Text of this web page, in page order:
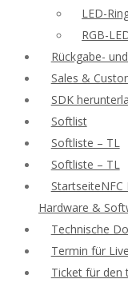
LED-
RGB-
Rückgabe-
Sales &
SDK
Softlist
Softliste – TL
Softliste – TL
StartseiteNFC
Hardware &
Technische
Termin für
Ticket für den